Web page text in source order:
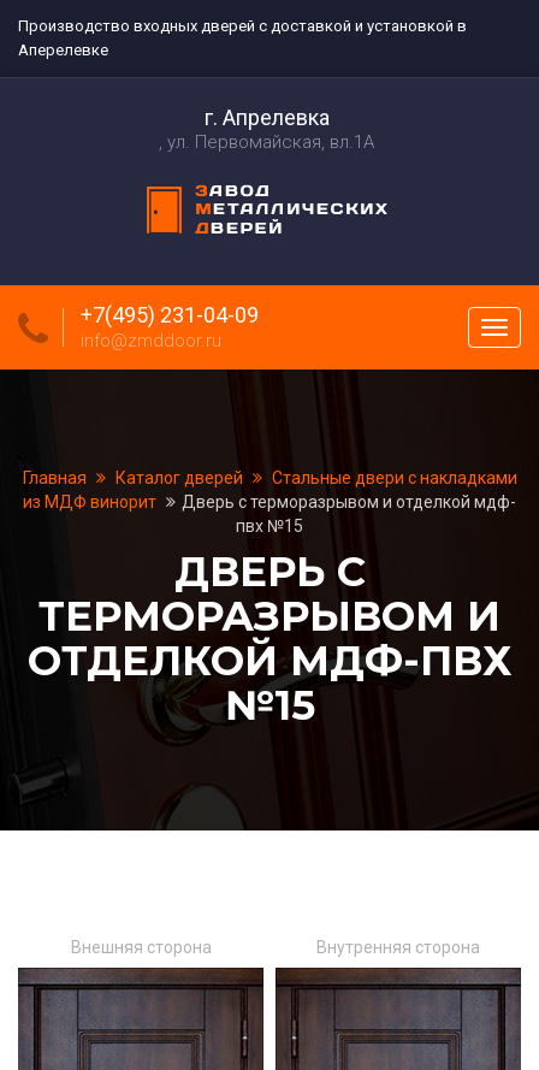
Производство входных дверей с доставкой и установкой в
Аперелевке
г. Апрелевка
ул. Первомайская, вл.1А
меню
+7(495) 231-04-09
info@zmddoor.ru
Главная Каталог дверей
Стальные двери с накладками
из МДФ винорит
Дверь с терморазрывом и отделкой мдф-
пвх №15
ДВЕРЬ С
ТЕРМОРАЗРЫВОМ И
ОТДЕЛКОЙ МДФ-ПВХ
№15
Внешняя сторона Внутренняя сторона